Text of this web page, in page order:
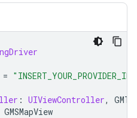
= "INSERT_YOUR_PROVIDER_ID"
: UIViewController,
GMSMapView